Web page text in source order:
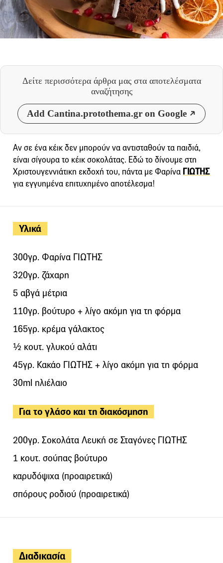
Δείτε περισσότερα άρθρα μας στα αποτελέσματα
αναζήτησης
Add Cantina.protothema.gr on Google
Υλικά
300γρ. Φαρίνα ΓΙΩΤΗΣ
320γρ. ζάχαρη
5 αβγά μέτρια
110γρ. βούτυρο + λίγο ακόμη για τη φόρμα
165γρ. κρέμα γάλακτος
½ κουτ. γλυκού αλάτι
45γρ. Κακάο ΓΙΩΤΗΣ + λίγο ακόμη για τη φόρμα
30ml ηλιέλαιο
Για το γλάσο και τη διακόσμηση
200γρ. Σοκολάτα Λευκή σε Σταγόνες ΓΙΩΤΗΣ
1 κουτ. σούπας βούτυρο
καρυδόψιχα (προαιρετικά)
σπόρους ροδιού (προαιρετικά)
Αν σε ένα κέικ δεν μπορούν να αντισταθούν τα παιδιά,
είναι σίγουρα το κέικ σοκολάτας. Εδώ το δίνουμε στη
Χριστουγεννιάτικη εκδοχή του, πάντα με Φαρίνα ΓΙΩΤΗΣ
για εγγυημένα επιτυχημένο αποτέλεσμα!
Διαδικασία